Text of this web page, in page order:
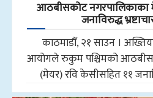
आठबीसकोट नगरपालिकाका
जनाविरुद्ध
काठमाडौँ, २१ साउन ।
आयोगले रुकुम पश्चिमको
(मेयर) रवि केसीसहित ११